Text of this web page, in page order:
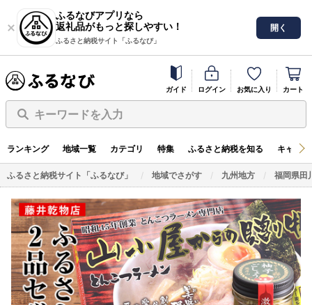
ふるなびアプリなら
返礼品がもっと探しやすい！
ふるさと納税サイト「ふるなび」
開く
ガイド ログイン お気に入り カート
キーワードを入力
ランキング 地域一覧 カテゴリ 特集 ふるさと納税を知る キャン
ふるさと納税サイト「ふるなび」 地域でさがす 九州地方 福岡県田